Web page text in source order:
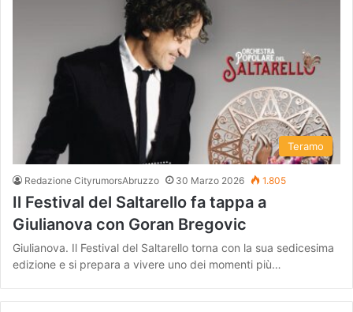
Teramo
Redazione CityrumorsAbruzzo 30 Marzo 2026 1.805
Il Festival del Saltarello fa tappa a
Giulianova con Goran Bregovic
Giulianova. Il Festival del Saltarello torna con la sua sedicesima
edizione e si prepara a vivere uno dei momenti più…